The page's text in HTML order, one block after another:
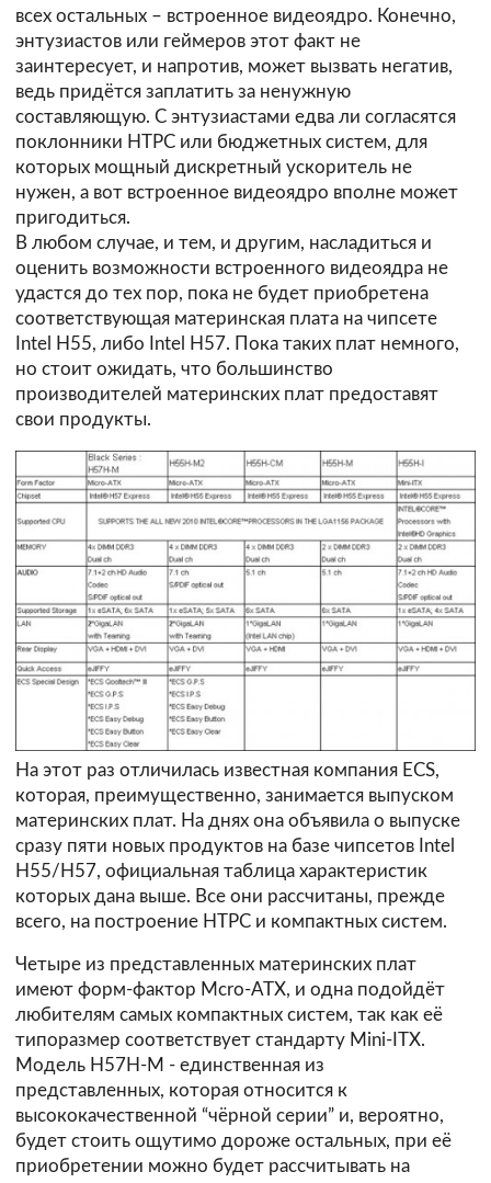
всех остальных – встроенное видеоядро. Конечно,
энтузиастов или геймеров этот факт не
заинтересует, и напротив, может вызвать негатив,
ведь придётся заплатить за ненужную
составляющую. С энтузиастами едва ли согласятся
поклонники HTPC или бюджетных систем, для
которых мощный дискретный ускоритель не
нужен, а вот встроенное видеоядро вполне может
пригодиться.
В любом случае, и тем, и другим, насладиться и
оценить возможности встроенного видеоядра не
удастся до тех пор, пока не будет приобретена
соответствующая материнская плата на чипсете
Intel H55, либо Intel H57. Пока таких плат немного,
но стоит ожидать, что большинство
производителей материнских плат предоставят
свои продукты.
На этот раз отличилась известная компания ECS,
которая, преимущественно, занимается выпуском
материнских плат. На днях она объявила о выпуске
сразу пяти новых продуктов на базе чипсетов Intel
H55/H57, официальная таблица характеристик
которых дана выше. Все они рассчитаны, прежде
всего, на построение HTPC и компактных систем.
Четыре из представленных материнских плат
имеют форм-фактор Mcro-ATX, и одна подойдёт
любителям самых компактных систем, так как её
типоразмер соответствует стандарту Mini-ITX.
Модель H57H-M - единственная из
представленных, которая относится к
высококачественной “чёрной серии” и, вероятно,
будет стоить ощутимо дороже остальных, при её
приобретении можно будет рассчитывать на